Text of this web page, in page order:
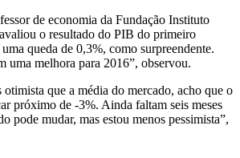
de economia da Fundação Instituto
o resultado do PIB do primeiro
queda de 0,3%, como surpreendente.
uma melhora para 2016”, observou.
que a média do mercado, acho que o
próximo de -3%. Ainda faltam seis meses
pode mudar, mas estou menos pessimista”,